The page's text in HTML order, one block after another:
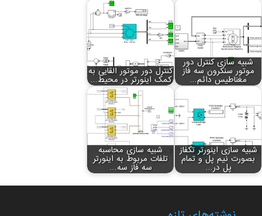
شبیه سازی کنترل دور
موتور سنکرون سه فاز
مغناطیس دائم…
کنترل دور موتور القایی به
کمک اینورتر در محیط…
شبیه سازی اینورتر تکفاز
بصورت نیم پل و تمام
پل در…
شبیه سازی محاسبه
تلفات مربوط به اینورتر
سه فاز سه…